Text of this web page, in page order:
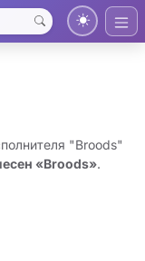
"Broods"
«Broods».